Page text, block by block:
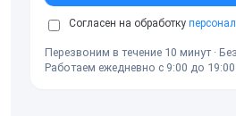
Согласен на обработку
Перезвоним в течение 10 минут ·
Работаем ежедневно с 9:00 до 19:00